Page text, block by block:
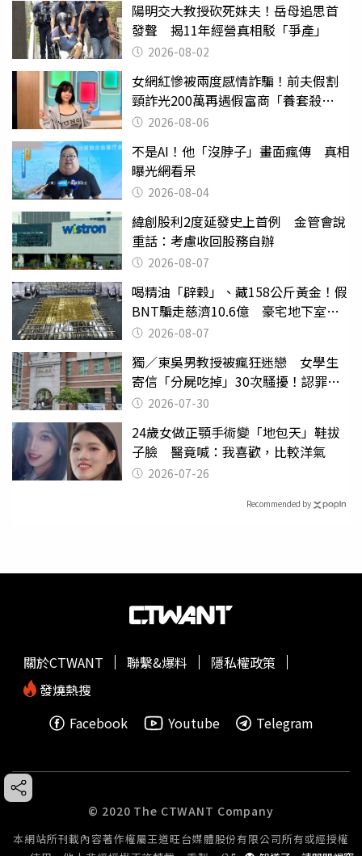
陽明交大教授砍死妹夫！岳母追思首
發聲 揭11年經營真相駁「爭產」
2026-08-02
女網紅慘被兩度感情詐騙！前夫假割
頸詐光200萬再遇假富商「養套殺
2000萬」
2026-08-06
不是AI！他「沒脖子」畫面瘋傳 真相
曝光網看呆
2026-08-04
緯創股利2度延發史上首例 金管會說
重話：考慮收回股務自辦
2026-08-07
喝精油「辟穀」、藏158公斤黃金！假
BNT騙走慈濟10.6億 豪宅地下室竟
挖出乾鮑金庫
2026-08-07
獨／東吳男教授被瘋狂迷戀 女學生
寄信「分屍吃掉」30次騷擾！認罪免
關 2026-07-30
24歲女做正顎手術變「地包天」鞋拔
子臉 醫竟喊：我喜歡，比較洋氣
2026-07-26
Recommended by
關於CTWANT 聯繫&爆料
隱私權政策
發燒熱搜
Facebook
Youtube Telegram
© 2020 The CTWANT Company
本網站所刊載內容著作權屬王道旺台媒體股份有限公司所有或經授權